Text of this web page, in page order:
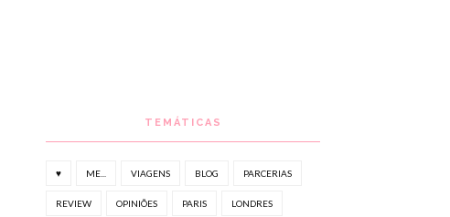
TEMÁTICAS
♥ ME... VIAGENS BLOG PARCERIAS
REVIEW OPINIÕES PARIS LONDRES